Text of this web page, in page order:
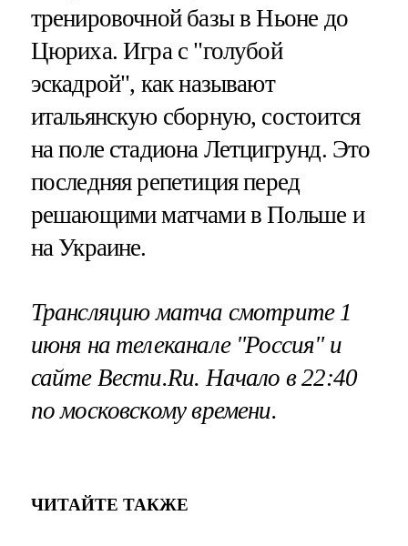
тренировочной базы в Ньоне до
Цюриха. Игра с "голубой
эскадрой", как называют
итальянскую сборную, состоится
на поле стадиона Летцигрунд. Это
последняя репетиция перед
решающими матчами в Польше и
на Украине.
Трансляцию матча смотрите 1
июня на телеканале "Россия" и
сайте Вести.Ru. Начало в 22:40
по московскому времени.
ЧИТАЙТЕ ТАКЖЕ